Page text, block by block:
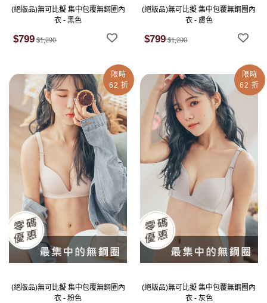
(絕版品)無可比擬 集中包覆無鋼圈內
衣 - 黑色
$799 $1,290
(絕版品)無可比擬 集中包覆無鋼圈內
衣 - 膚色
$799 $1,290
限時
62 折
(絕版品)無可比擬 集中包覆無鋼圈內
衣 - 粉色
限時
62 折
(絕版品)無可比擬 集中包覆無鋼圈內
衣 - 灰色